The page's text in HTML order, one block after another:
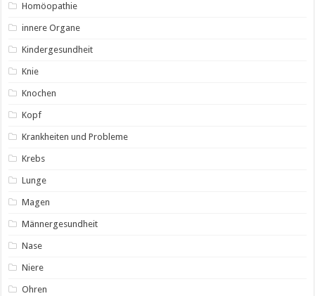
Homöopathie
innere Organe
Kindergesundheit
Knie
Knochen
Kopf
Krankheiten und Probleme
Krebs
Lunge
Magen
Männergesundheit
Nase
Niere
Ohren